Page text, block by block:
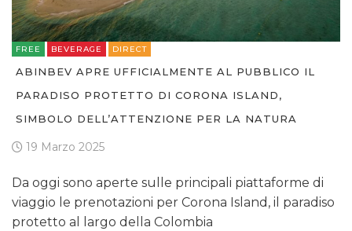
FREE BEVERAGE DIRECT
ABINBEV APRE UFFICIALMENTE AL PUBBLICO IL
PARADISO PROTETTO DI CORONA ISLAND,
SIMBOLO DELL’ATTENZIONE PER LA NATURA
19 Marzo 2025
Da oggi sono aperte sulle principali piattaforme di
viaggio le prenotazioni per Corona Island, il paradiso
protetto al largo della Colombia